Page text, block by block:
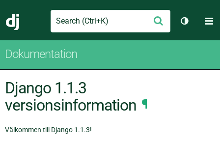
Django
Search Skicka
Växla
Dokumentation
Django 1.1.3
versionsinformation ¶
Välkommen till Django 1.1.3!